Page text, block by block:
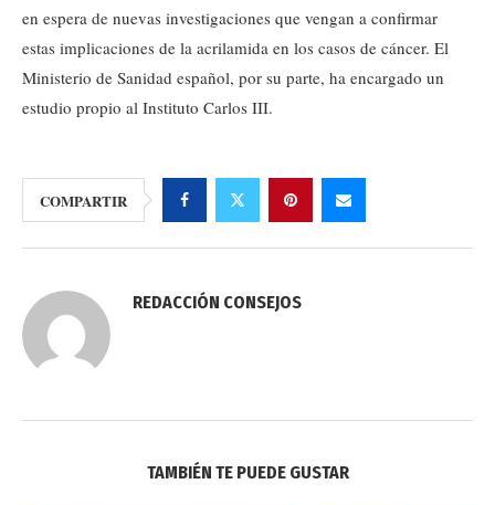
en espera de nuevas investigaciones que vengan a confirmar
estas implicaciones de la acrilamida en los casos de cáncer. El
Ministerio de Sanidad español, por su parte, ha encargado un
estudio propio al Instituto Carlos III.
COMPARTIR
REDACCIÓN CONSEJOS
TAMBIÉN TE PUEDE GUSTAR